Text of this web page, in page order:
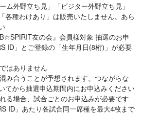
ム外野立ち見」「ビジター外野立ち見」
各種わけあり」は販売いたしません。あら
友の会』会員様対象 抽選のお申
ID」とご登録の「生年月日(8桁)」が必要
はありません
み合うことが予想されます。つながらな
てから抽選申込期間内にお申込みください
る場合、試合ごとのお申込みが必要です
ID」あたり各試合同一席種を最大4枚まで